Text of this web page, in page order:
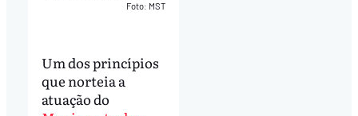
Foto: MST
Um dos princípios
que norteia a
atuação do